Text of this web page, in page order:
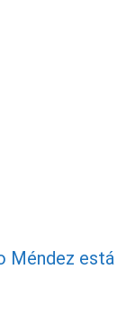
Méndez está